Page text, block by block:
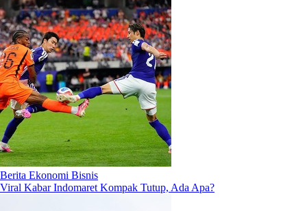
Berita Ekonomi Bisnis
Viral Kabar Indomaret Kompak Tutup, Ada Apa?